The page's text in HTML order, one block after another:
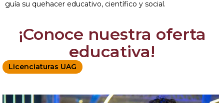
guía su quehacer educativo, científico y social.
¡Conoce nuestra oferta
educativa!
Licenciaturas UAG